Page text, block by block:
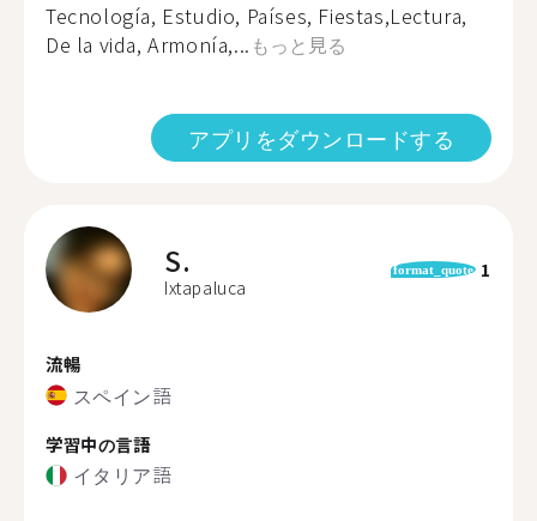
Tecnología, Estudio, Países, Fiestas,Lectura,
De la vida, Armonía,... もっと見る
アプリをダウンロードする
S.
Ixtapaluca
format_quote 1
流暢
スペイン語
学習中の言語
イタリア語